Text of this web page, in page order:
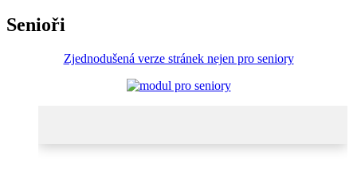
Senioři
Zjednodušená verze stránek nejen pro seniory